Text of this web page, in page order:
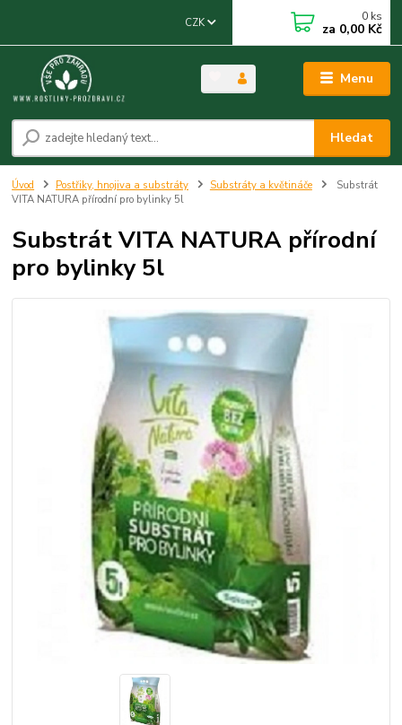
Menu
CZK
Hledat
0 ks
za 0,00 Kč
Úvod Postřiky, hnojiva a substráty Substráty a květináče
Substrát
VITA NATURA přírodní pro bylinky 5l
Substrát VITA NATURA přírodní
pro bylinky 5l